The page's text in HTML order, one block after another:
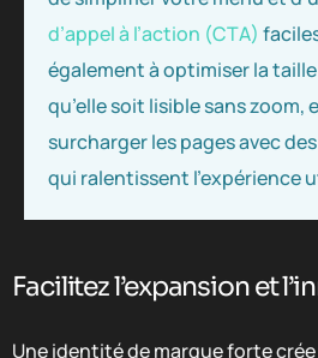
d’appel à l’action (CTA)
également à optimiser la
qu’elle soit lisible sans zoom,
surcharger les pages avec
qui ralentissent l’expérience
Facilitez l’expansion et
Une identité de marque forte